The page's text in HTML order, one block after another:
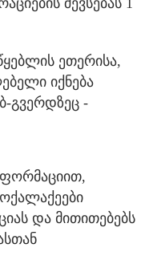
შევსებას 1
ეთერისა,
იქნება
გვერდზეც -
და მითითებებს